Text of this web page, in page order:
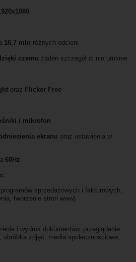
16,7 mln różnych odcieni
czemu żaden szczegół ci nie umknie
oraz Flicker Free
i mikrofon
ekranu oraz ustawienia w
60Hz
programów sprzedażowych i fakturowych,
tworzenie stron www)
i wydruk dokumentów, przeglądanie
zdjęć, media społecznościowe,